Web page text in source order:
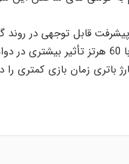
پیشرفت قابل توجهی در
باتری زمان بازی کمتری را